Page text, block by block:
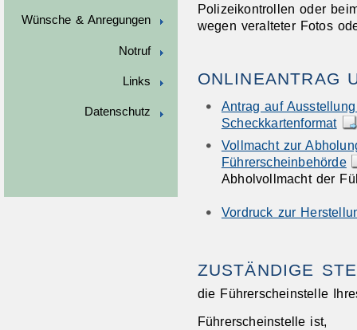
Wünsche & Anregungen
Notruf
Links
Datenschutz
Polizeikontrollen oder
wegen veralteter Fotos
ONLINEANTRAG
Antrag auf
Scheckkartenformat
Vollmacht zur
Führerscheinbehörde
Abholvollmacht der
Vordruck zur
ZUSTÄNDIGE
die Führerscheinstelle
Führerscheinstelle ist,